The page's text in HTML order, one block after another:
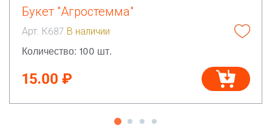
Букет "Агростемма"
Арт. К687 В наличии
Количество: 100 шт.
15.00 ₽